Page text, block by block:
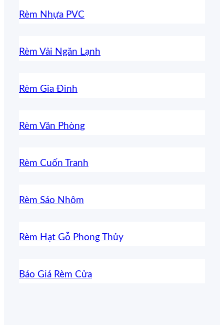
Rèm Nhựa PVC
Rèm Vải Ngăn Lạnh
Rèm Gia Đình
Rèm Văn Phòng
Rèm Cuốn Tranh
Rèm Sáo Nhôm
Rèm Hạt Gỗ Phong Thủy
Báo Giá Rèm Cửa